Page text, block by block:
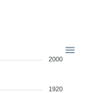
2000
1920